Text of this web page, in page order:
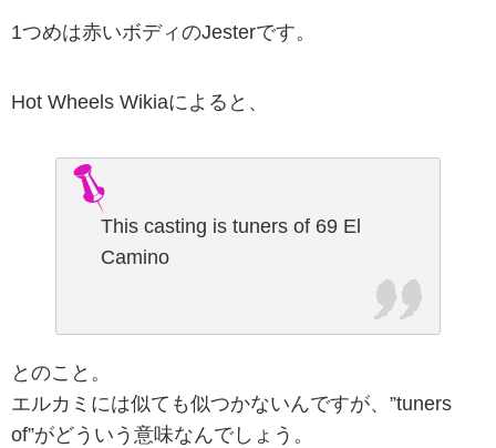
1つめは赤いボディのJesterです。
Hot Wheels Wikiaによると、
This casting is tuners of 69 El
Camino
とのこと。
エルカミには似ても似つかないんですが、”tuners
of”がどういう意味なんでしょう。